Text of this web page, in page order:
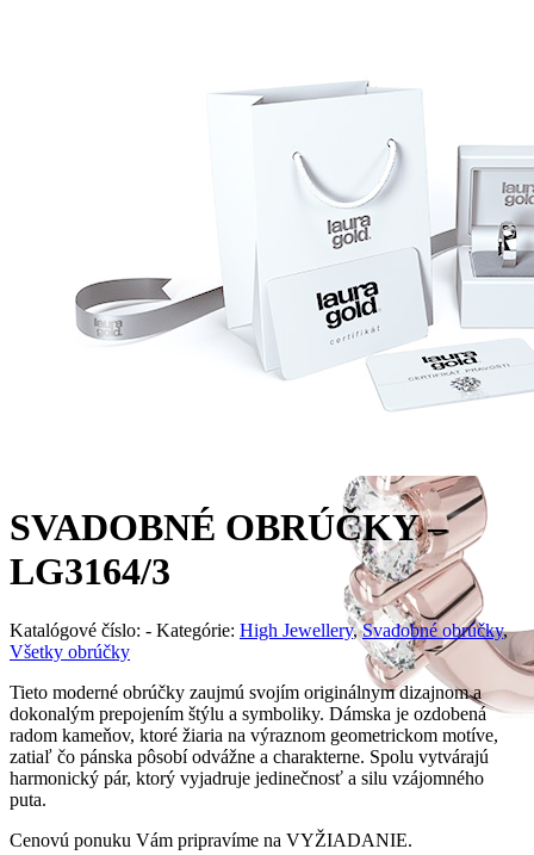
SVADOBNÉ OBRÚČKY –
LG3164/3
Katalógové číslo: - Kategórie: High Jewellery, Svadobné obrúčky,
Všetky obrúčky
Tieto moderné obrúčky zaujmú svojím originálnym dizajnom a
dokonalým prepojením štýlu a symboliky. Dámska je ozdobená
radom kameňov, ktoré žiaria na výraznom geometrickom motíve,
zatiaľ čo pánska pôsobí odvážne a charakterne. Spolu vytvárajú
harmonický pár, ktorý vyjadruje jedinečnosť a silu vzájomného
puta.
Cenovú ponuku Vám pripravíme na VYŽIADANIE.